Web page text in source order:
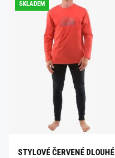
SKLADEM
STYLOVÉ ČERVENÉ DLOUHÉ